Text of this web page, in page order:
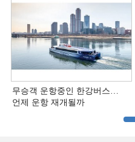
무승객 운항중인 한강버스…
언제 운항 재개될까